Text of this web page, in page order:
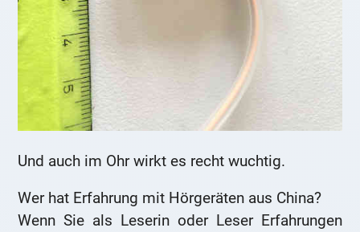
Und auch im Ohr wirkt es recht wuchtig.
Wer hat Erfahrung mit Hörgeräten aus China?
Wenn Sie als Leserin oder Leser Erfahrungen